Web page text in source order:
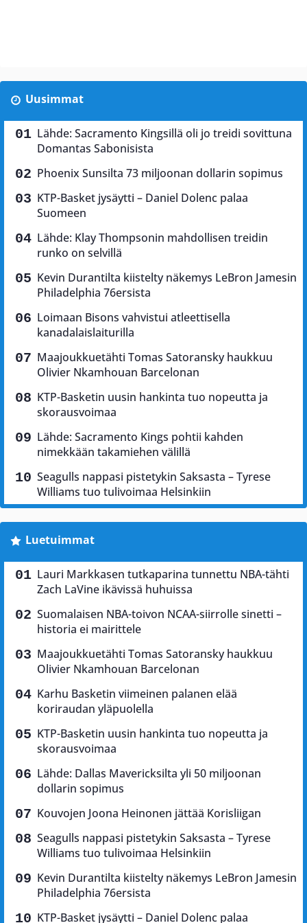
Uusimmat
Lähde: Sacramento Kingsillä oli jo treidi sovittuna
Domantas Sabonisista
Phoenix Sunsilta 73 miljoonan dollarin sopimus
KTP-Basket jysäytti – Daniel Dolenc palaa
Suomeen
Lähde: Klay Thompsonin mahdollisen treidin
runko on selvillä
Kevin Durantilta kiistelty näkemys LeBron Jamesin
Philadelphia 76ersista
Loimaan Bisons vahvistui atleettisella
kanadalaislaiturilla
Maajoukkuetähti Tomas Satoransky haukkuu
Olivier Nkamhouan Barcelonan
KTP-Basketin uusin hankinta tuo nopeutta ja
skorausvoimaa
Lähde: Sacramento Kings pohtii kahden
nimekkään takamiehen välillä
Seagulls nappasi pistetykin Saksasta – Tyrese
Williams tuo tulivoimaa Helsinkiin
Luetuimmat
Lauri Markkasen tutkaparina tunnettu NBA-tähti
Zach LaVine ikävissä huhuissa
Suomalaisen NBA-toivon NCAA-siirrolle sinetti –
historia ei mairittele
Maajoukkuetähti Tomas Satoransky haukkuu
Olivier Nkamhouan Barcelonan
Karhu Basketin viimeinen palanen elää
koriraudan yläpuolella
KTP-Basketin uusin hankinta tuo nopeutta ja
skorausvoimaa
Lähde: Dallas Mavericksilta yli 50 miljoonan
dollarin sopimus
Kouvojen Joona Heinonen jättää Korisliigan
Seagulls nappasi pistetykin Saksasta – Tyrese
Williams tuo tulivoimaa Helsinkiin
Kevin Durantilta kiistelty näkemys LeBron Jamesin
Philadelphia 76ersista
KTP-Basket jysäytti – Daniel Dolenc palaa